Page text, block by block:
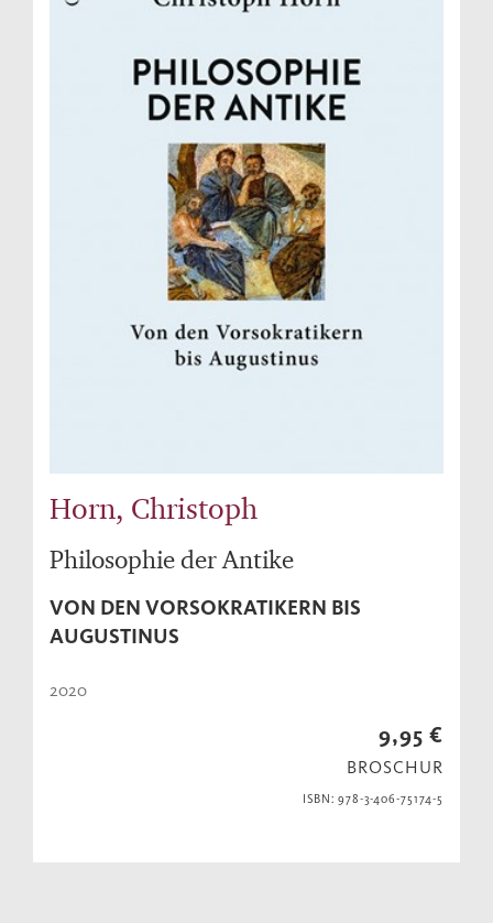
Horn, Christoph
Philosophie der Antike
VON DEN VORSOKRATIKERN BIS
AUGUSTINUS
2020
9,95 €
BROSCHUR
ISBN: 978-3-406-75174-5